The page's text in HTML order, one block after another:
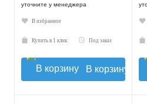
уточните у менеджера
В избранное
Купить в 1 клик Под заказ
В корзину